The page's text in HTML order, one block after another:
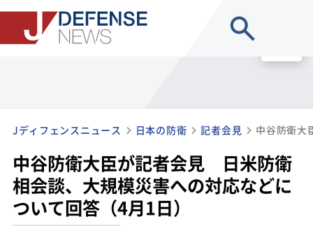
Jディフェンスニュース 日本の防衛 記者会見
中谷防衛大臣が記者会見 日米防衛
相会談、大規模災害への対応などに
ついて回答（4月1日）